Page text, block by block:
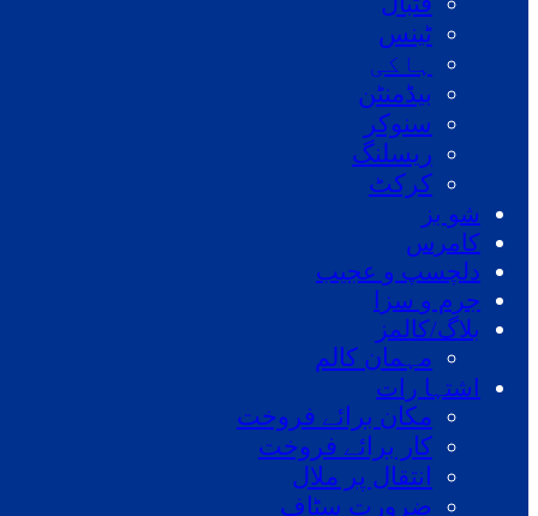
ٹینس
ہاکی
بیڈمنٹن
سنوکر
ریسلنگ
کرکٹ
شو بز
کامرس
دلچسپ و عجیب
جرم و سزا
بلاگ/کالمز
مہمان کالم
اشتہا رات
مکان برائے فروخت
کار برائے فروخت
انتقال پر ملال
ضرورت سٹاف